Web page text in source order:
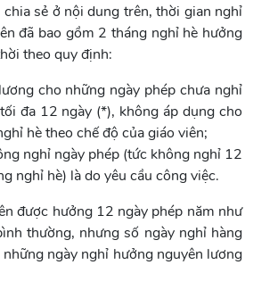
sẻ ở nội dung trên, thời gian nghỉ
đã bao gồm 2 tháng nghỉ hè hưởng
theo quy định:
cho những ngày phép chưa nghỉ
đa 12 ngày (*), không áp dụng cho
hè theo chế độ của giáo viên;
nghỉ ngày phép (tức không nghỉ 12
nghỉ hè) là do yêu cầu công việc.
được hưởng 12 ngày phép năm như
thường, nhưng số ngày nghỉ hàng
ngày nghỉ hưởng nguyên lương